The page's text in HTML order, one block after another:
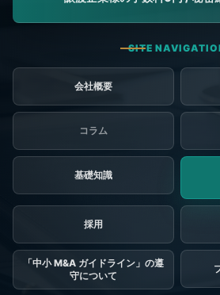
会社概要
コラム
基礎知識
採用
「中小 M&A ガイドライン」の遵
守について